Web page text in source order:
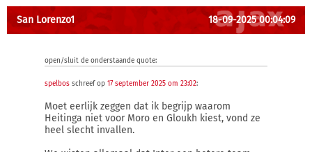
San Lorenzo1 18-09-2025 00:04:09
open/sluit de onderstaande quote:
spelbos schreef op 17 september 2025 om 23:02:
Moet eerlijk zeggen dat ik begrijp waarom
Heitinga niet voor Moro en Gloukh kiest, vond ze
heel slecht invallen.